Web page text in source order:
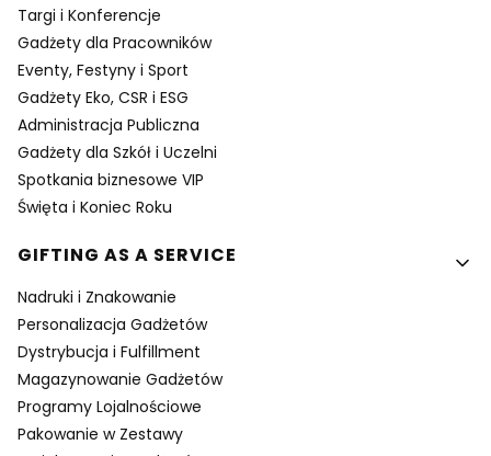
Targi i Konferencje
Gadżety dla Pracowników
Eventy, Festyny i Sport
Gadżety Eko, CSR i ESG
Administracja Publiczna
Gadżety dla Szkół i Uczelni
Spotkania biznesowe VIP
Święta i Koniec Roku
GIFTING AS A SERVICE
Nadruki i Znakowanie
Personalizacja Gadżetów
Dystrybucja i Fulfillment
Magazynowanie Gadżetów
Programy Lojalnościowe
Pakowanie w Zestawy